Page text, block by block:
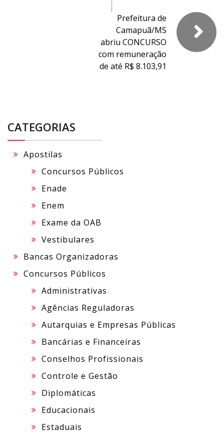
Prefeitura de
Camapuã/MS
abriu CONCURSO
com remuneração
de até R$ 8.103,91
CATEGORIAS
Apostilas
Concursos Públicos
Enade
Enem
Exame da OAB
Vestibulares
Bancas Organizadoras
Concursos Públicos
Administrativas
Agências Reguladoras
Autarquias e Empresas Públicas
Bancárias e Financeiras
Conselhos Profissionais
Controle e Gestão
Diplomáticas
Educacionais
Estaduais